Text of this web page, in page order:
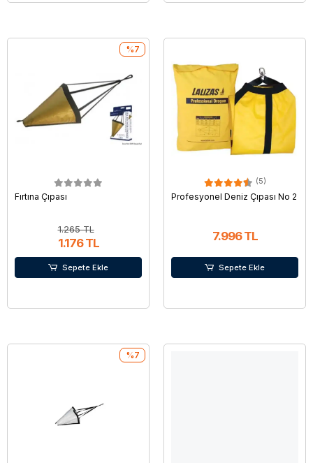
Fırtına Çıpası
1.265 TL
1.176 TL
%7
Sepete Ekle
(5)
Profesyonel Deniz Çıpası No 2
7.996 TL
Sepete Ekle
%7